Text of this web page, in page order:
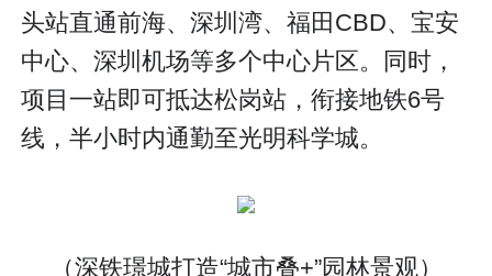
头站直通前海、深圳湾、福田CBD、宝安
中心、深圳机场等多个中心片区。同时，
项目一站即可抵达松岗站，衔接地铁6号
线，半小时内通勤至光明科学城。
（深铁璟城打造“城市叠+”园林景观）